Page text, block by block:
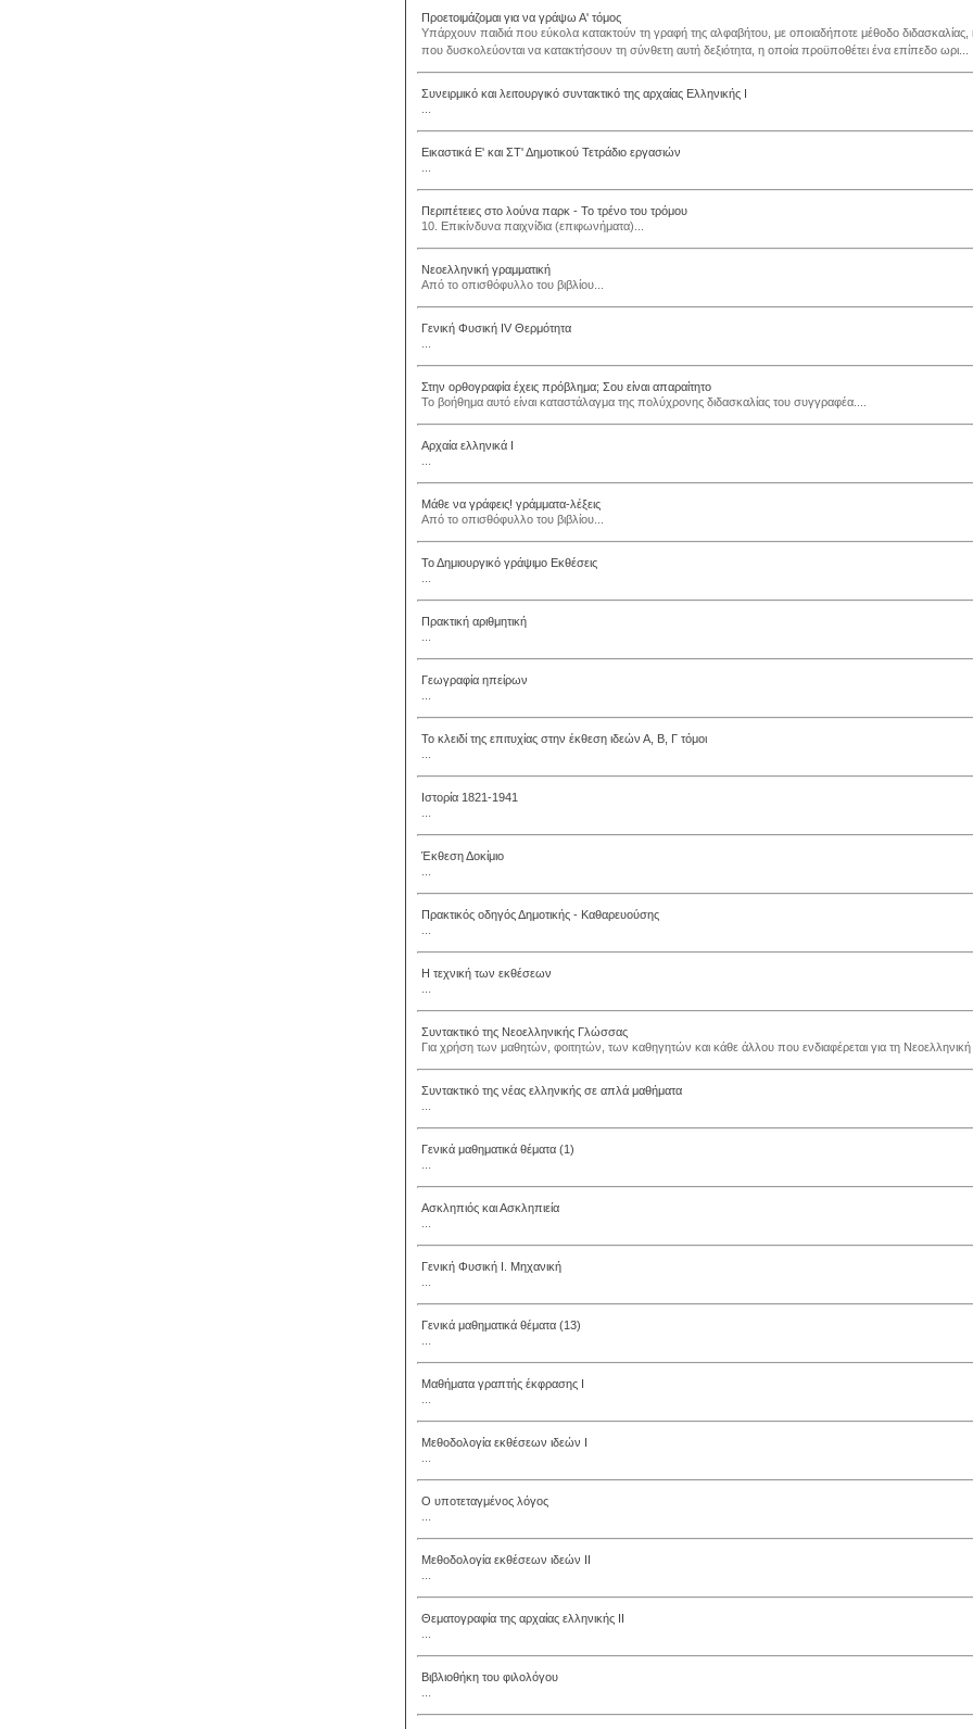
Προετοιμάζομαι για να γράψω Α' τόμος
Υπάρχουν παιδιά που εύκολα κατακτούν τη γραφή της αλφαβήτου, με οποιαδήποτε μέθοδο διδασκαλίας,
που δυσκολεύονται να κατακτήσουν τη σύνθετη αυτή δεξιότητα, η οποία προϋποθέτει ένα επίπεδο ωρι...
Συνειρμικό και λειτουργικό συντακτικό της αρχαίας Ελληνικής Ι
Εικαστικά Ε' και ΣΤ' Δημοτικού Τετράδιο εργασιών
Περιπέτειες στο λούνα παρκ - Το τρένο του τρόμου
10. Επικίνδυνα παιχνίδια (επιφωνήματα)...
Νεοελληνική γραμματική
Από το οπισθόφυλλο του βιβλίου...
Γενική Φυσική IV Θερμότητα
Στην ορθογραφία έχεις πρόβλημα; Σου είναι απαραίτητο
Το βοήθημα αυτό είναι καταστάλαγμα της πολύχρονης διδασκαλίας του συγγραφέα....
Αρχαία ελληνικά Ι
Μάθε να γράφεις! γράμματα-λέξεις
Από το οπισθόφυλλο του βιβλίου...
Το Δημιουργικό γράψιμο Εκθέσεις
Πρακτική αριθμητική
Γεωγραφία ηπείρων
Το κλειδί της επιτυχίας στην έκθεση ιδεών Α, Β, Γ τόμοι
Ιστορία 1821-1941
Έκθεση Δοκίμιο
Πρακτικός οδηγός Δημοτικής - Καθαρευούσης
Η τεχνική των εκθέσεων
Συντακτικό της Νεοελληνικής Γλώσσας
Για χρήση των μαθητών, φοιτητών, των καθηγητών και κάθε άλλου που ενδιαφέρεται για τη
Συντακτικό της νέας ελληνικής σε απλά μαθήματα
Γενικά μαθηματικά θέματα (1)
Ασκληπιός και Ασκληπιεία
Γενική Φυσική Ι. Μηχανική
Γενικά μαθηματικά θέματα (13)
Μαθήματα γραπτής έκφρασης Ι
Μεθοδολογία εκθέσεων ιδεών Ι
Ο υποτεταγμένος λόγος
Μεθοδολογία εκθέσεων ιδεών ΙΙ
Θεματογραφία της αρχαίας ελληνικής ΙΙ
Βιβλιοθήκη του φιλολόγου